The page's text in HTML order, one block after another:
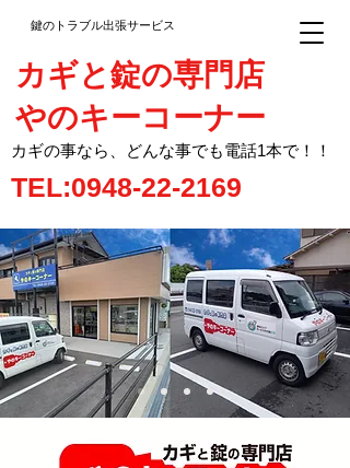
鍵のトラブル出張サービス
カギと錠の専門店
やのキーコーナー
カギの事なら、どんな事でも電話1本で！！
TEL:0948-22-2169